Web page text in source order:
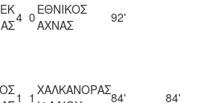
4 0 ΕΘΝΙΚΟΣ
ΑΧΝΑΣ
92'
1 1 ΧΑΛΚΑΝΟΡΑΣ84' 84'